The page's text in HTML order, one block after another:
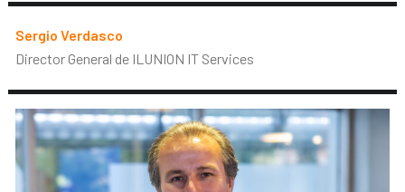
Sergio Verdasco
Director General de ILUNION IT Services